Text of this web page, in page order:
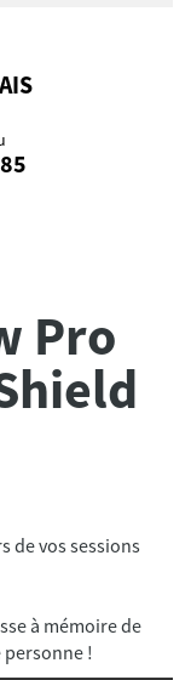
Pro
de vos sessions
à mémoire de
!